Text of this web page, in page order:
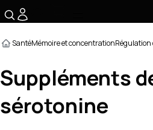
SantéMémoire et concentration
Suppléments
sérotonine